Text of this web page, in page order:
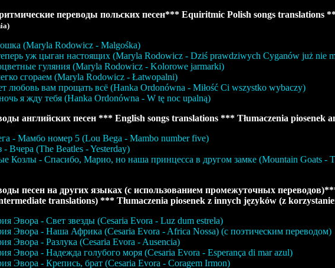
переводы польских песен*** Equiritmic Polish songs translations
(Maryla Rodowicz - Malgośka)
уж цыган настоящих (Maryla Rodowicz - Dziś prawdziwych Cyganów już nie
гуляния (Maryla Rodowicz - Kolorowe jarmarki)
сгораем (Maryla Rodowicz - Łatwopalni)
любовь вам прощать всё (Hanka Ordonówna - Miłość Ci wszystko wybaczy)
я жду тебя (Hanka Ordonówna - W tę noc upalną)
английских песен *** English songs translations *** Tłumaczenia piosenek
- Мамбо номер 5 (Lou Bega - Mambo number five)
- Вчера (The Beatles - Yesterday)
Козлы - Спасибо, Марио, но наша принцесса в другом замке (Mountain Goats -
песен на других языках (с использованием промежуточных
translations) *** Tłumaczenia piosenek z innych języków (z
Эвора - Свет звезды (Cesaria Evora - Luz dum estrela)
Эвора - Наша Африка (Cesaria Evora - Africa Nossa) (с поэтическим переводом)
Эвора - Разлука (Cesaria Evora - Ausencia)
Эвора - Надежда голубого моря (Cesaria Evora - Esperança di mar azul)
Эвора - Крепись, брат (Cesaria Evora - Coragem Irmon)